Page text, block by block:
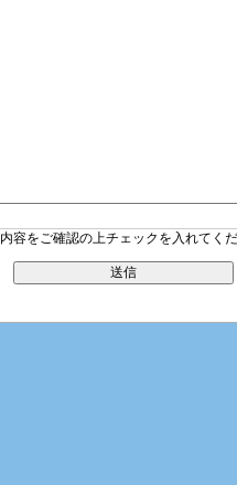
内容をご確認の上チェックを入れてく